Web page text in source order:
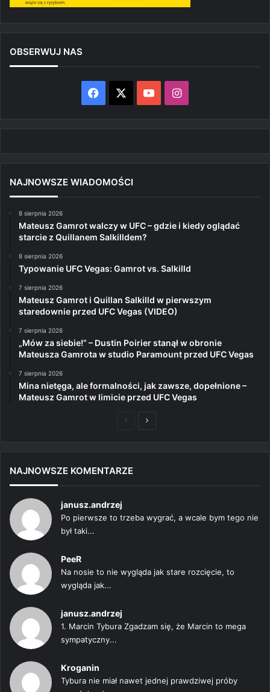
OBSERWUJ NAS
Facebook YouTubeInstagram
NAJNOWSZE WIADOMOŚCI
8 sierpnia 2026
Mateusz Gamrot walczy w UFC – gdzie i kiedy oglądać
starcie z Quillanem Salkilldem?
8 sierpnia 2026
Typowanie UFC Vegas: Gamrot vs. Salkilld
7 sierpnia 2026
Mateusz Gamrot i Quillan Salkilld w pierwszym
staredownie przed UFC Vegas (VIDEO)
7 sierpnia 2026
„Mów za siebie!” – Dustin Poirier stanął w obronie
Mateusza Gamrota w studio Paramount przed UFC Vegas
7 sierpnia 2026
Mina nietęga, ale formalności, jak zawsze, dopełnione –
Mateusz Gamrot w limicie przed UFC Vegas
PoprzedniaNastępna
NAJNOWSZE KOMENTARZE
janusz.andrzej
Po pierwsze to trzeba wygrać, a wcale bym tego nie
był taki...
PeeR
Na nosie to nie wygląda jak stare rozcięcie, to
wygląda jak...
janusz.andrzej
1. Marcin Tybura Zgadzam się, że Marcin to mega
sympatyczny...
Kroganin
Tybura nie miał nawet jednej prawdziwej próby